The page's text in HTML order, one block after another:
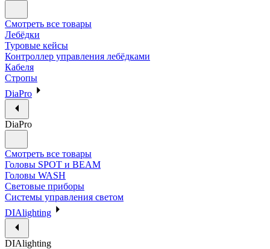
Смотреть все товары
Лебёдки
Туровые кейсы
Контроллер управления лебёдками
Кабеля
Стропы
DiaPro
DiaPro
Смотреть все товары
Головы SPOT и BEAM
Головы WASH
Световые приборы
Системы управления светом
DIAlighting
DIAlighting